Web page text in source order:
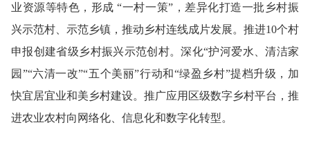
业资源等特色，形成 “一村一策”，差异化打造一批乡村振
兴示范村、示范乡镇，推动乡村连线成片发展。推进10个村
申报创建省级乡村振兴示范创村。深化“护河爱水、清洁家
园”“六清一改”“五个美丽”行动和“绿盈乡村”提档升级，加
快宜居宜业和美乡村建设。推广应用区级数字乡村平台，推
进农业农村向网络化、信息化和数字化转型。